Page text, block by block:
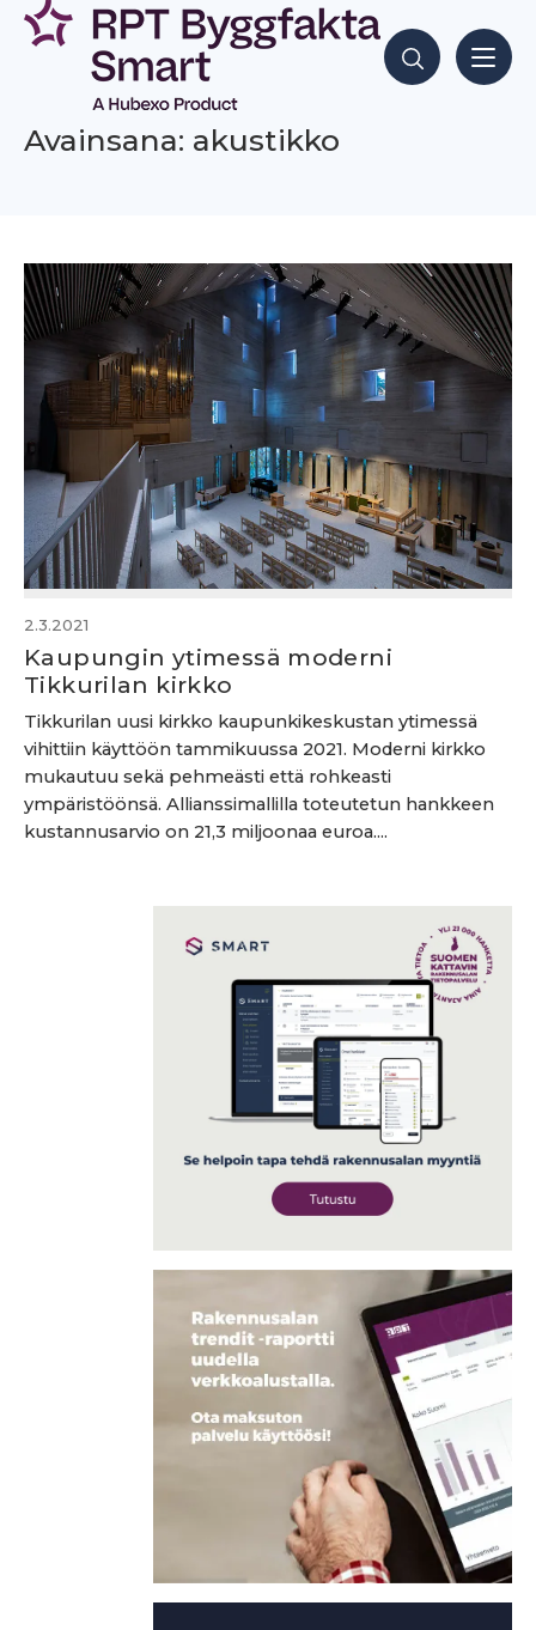
Siirry
sisältöön
Hae sisältöjä
Avainsana: akustikko
2.3.2021
Kaupungin ytimessä moderni
Tikkurilan kirkko
Tikkurilan uusi kirkko kaupunkikeskustan ytimessä
vihittiin käyttöön tammikuussa 2021. Moderni kirkko
mukautuu sekä pehmeästi että rohkeasti
ympäristöönsä. Allianssimallilla toteutetun hankkeen
kustannusarvio on 21,3 miljoonaa euroa....